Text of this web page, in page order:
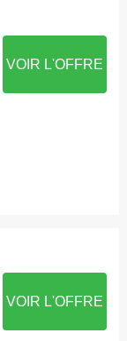
VOIR L'OFFRE
VOIR L'OFFRE